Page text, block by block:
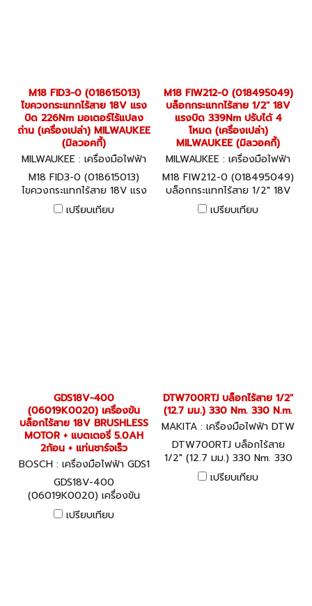
M18 FID3-0 (018615013)
ไขควงกระแทกไร้สาย 18V แรง
บิด 226Nm มอเตอร์ไร้แปลง
ถ่าน (เครื่องเปล่า) MILWAUKEE
(มิลวอคกี้)
MILWAUKEE : เครื่องมือไฟฟ้า
M18 FID3-0 (018615013)
M18 FID3-0 (018615013)
ไขควงกระแทกไร้สาย 18V แรง
บิด 226Nm มอเตอร์ไร้แปลง
ถ่าน (เครื่องเปล่า) MILWAUKEE
เปรียบเทียบ
M18 FIW212-0 (018495049)
บล็อกกระแทกไร้สาย 1/2" 18V
แรงบิด 339Nm ปรับได้ 4
โหมด (เครื่องเปล่า)
MILWAUKEE (มิลวอคกี้)
MILWAUKEE : เครื่องมือไฟฟ้า
M18 FIW212-0 (018495049)
M18 FIW212-0 (018495049)
บล็อกกระแทกไร้สาย 1/2" 18V
แรงบิด 339Nm ปรับได้ 4 โหมด
(เครื่องเปล่า) MILWAUKEE (มิล
เปรียบเทียบ
GDS18V-400
(06019K0020) เครื่องขัน
บล็อกไร้สาย 18V BRUSHLESS
MOTOR + แบตเตอรี่ 5.0AH
2ก้อน + แท่นชาร์จเร็ว
BOSCH : เครื่องมือไฟฟ้า GDS1
8V-400 (06019K0020)
GDS18V-400
(06019K0020) เครื่องขัน
บล็อกไร้สาย 18V BRUSHLESS
MOTOR + แบตเตอรี่ 5.0AH
เปรียบเทียบ
DTW700RTJ บล็อกไร้สาย 1/2"
(12.7 มม.) 330 Nm. 330 N.m.
MAKITA : เครื่องมือไฟฟ้า DTW
700RTJ
DTW700RTJ บล็อกไร้สาย
1/2" (12.7 มม.) 330 Nm. 330
N.m.4 สปีด BL, XPT,
Brake+MAKPAC
เปรียบเทียบ